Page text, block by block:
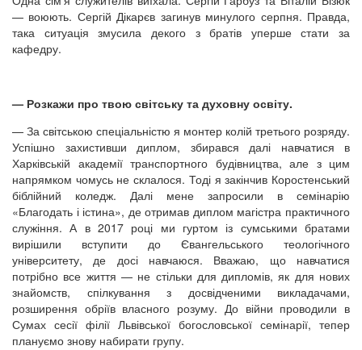
— воюють. Сергій Дікарєв загинув минулого серпня. Правда,
така ситуація змусила декого з братів уперше стати за
кафедру.
— Розкажи про твою світську та духовну освіту.
— За світською спеціальністю я монтер колій третього розряду.
Успішно захистивши диплом, збирався далі навчатися в
Харківській академії транспортного будівництва, але з цим
напрямком чомусь не склалося. Тоді я закінчив Коростенський
біблійний коледж. Далі мене запросили в семінарію
«Благодать і істина», де отримав диплом магістра практичного
служіння. А в 2017 році ми гуртом із сумськими братами
вирішили вступити до Євангельського теологічного
університету, де досі навчаюся. Вважаю, що навчатися
потрібно все життя — не стільки для дипломів, як для нових
знайомств, спілкування з досвідченими викладачами,
розширення обріїв власного розуму. До війни проводили в
Сумах сесії філії Львівської богословської семінарії, тепер
плануємо знову набирати групу.